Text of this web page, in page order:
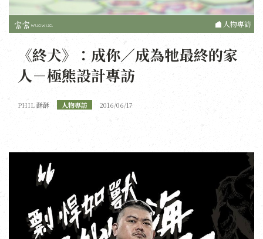
人物專訪
《終犬》：成你／成為牠最終的家
人－極熊設計專訪
PHIL 酥酥 人物專訪 2016/06/17